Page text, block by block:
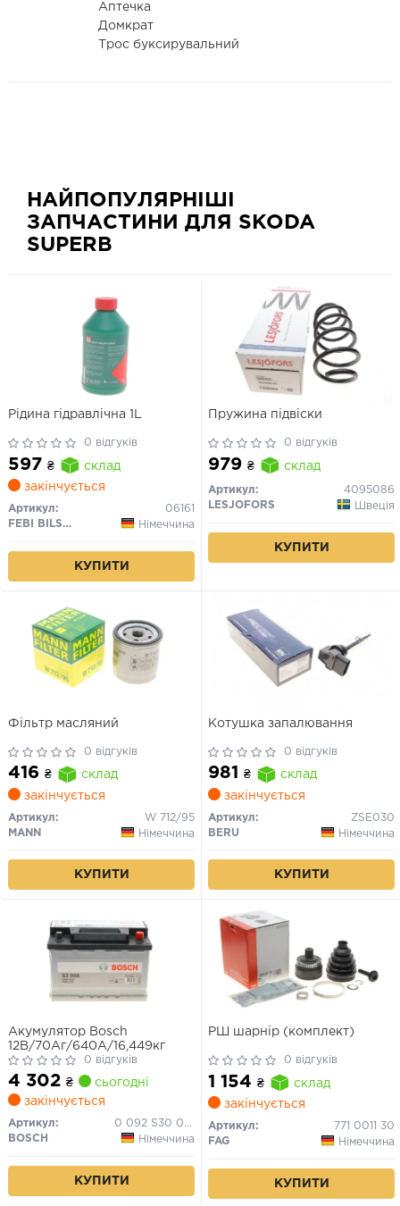
Аптечка
Домкрат
Трос буксирувальний
НАЙПОПУЛЯРНІШІ
ЗАПЧАСТИНИ ДЛЯ SKODA
SUPERB
Рідина гідравлічна 1L
0 відгуків
597 ₴
склад
закінчується
Артикул:
06161
FEBI BILSTEIN
Німеччина
КУПИТИ
Пружина підвіски
0 відгуків
979 ₴ склад
Артикул:
4095086
LESJOFORS
Швеція
КУПИТИ
Фільтр масляний
0 відгуків
416 ₴
склад
закінчується
Артикул:
W 712/95
MANN
Німеччина
КУПИТИ
Котушка запалювання
0 відгуків
981 ₴
склад
закінчується
Артикул:
ZSE030
BERU
Німеччина
КУПИТИ
Акумулятор Bosch
12В/70Аг/640А/16,449кг
0 відгуків
4 302 ₴
сьогодні
закінчується
Артикул:
0 092 S30 080
BOSCH
Німеччина
КУПИТИ
РШ шарнір (комплект)
0 відгуків
1 154 ₴
склад
закінчується
Артикул:
771 0011 30
FAG
Німеччина
КУПИТИ